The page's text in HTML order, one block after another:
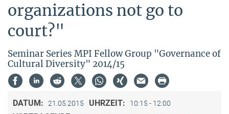
organizations not go to
court?"
Seminar Series MPI Fellow Group "Governance of
Cultural Diversity" 2014/15
DATUM: 21.05.2015 UHRZEIT: 10:15 - 12:00